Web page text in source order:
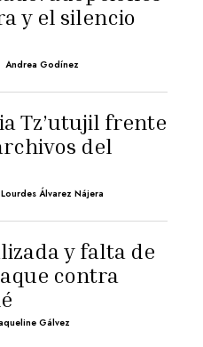
y el silencio
Andrea Godínez
Tz’utujil frente
del
Lourdes Álvarez Nájera
y falta de
contra
Gálvez